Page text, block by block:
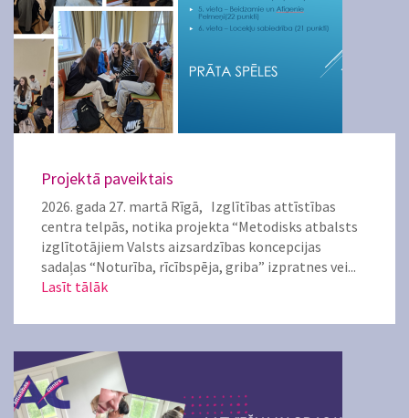
Projektā paveiktais
2026. gada 27. martā Rīgā, Izglītības attīstības
centra telpās, notika projekta “Metodisks atbalsts
izglītotājiem Valsts aizsardzības koncepcijas
sadaļas “Noturība, rīcībspēja, griba” izpratnes vei...
Lasīt tālāk